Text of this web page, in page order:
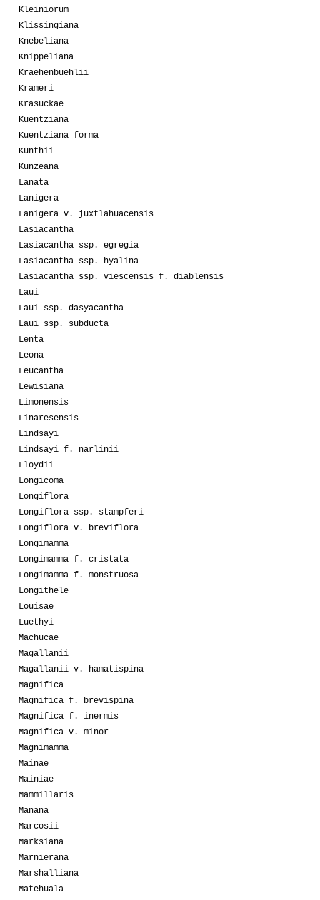
Kleiniorum
Klissingiana
Knebeliana
Knippeliana
Kraehenbuehlii
Krameri
Krasuckae
Kuentziana
Kuentziana forma
Kunthii
Kunzeana
Lanata
Lanigera
Lanigera v. juxtlahuacensis
Lasiacantha
Lasiacantha ssp. egregia
Lasiacantha ssp. hyalina
Lasiacantha ssp. viescensis f. diablensis
Laui
Laui ssp. dasyacantha
Laui ssp. subducta
Lenta
Leona
Leucantha
Lewisiana
Limonensis
Linaresensis
Lindsayi
Lindsayi f. narlinii
Lloydii
Longicoma
Longiflora
Longiflora ssp. stampferi
Longiflora v. breviflora
Longimamma
Longimamma f. cristata
Longimamma f. monstruosa
Longithele
Louisae
Luethyi
Machucae
Magallanii
Magallanii v. hamatispina
Magnifica
Magnifica f. brevispina
Magnifica f. inermis
Magnifica v. minor
Magnimamma
Mainae
Mainiae
Mammillaris
Manana
Marcosii
Marksiana
Marnierana
Marshalliana
Matehuala